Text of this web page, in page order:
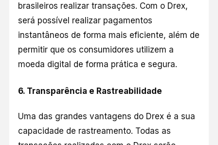
brasileiros realizar transações. Com o Drex,
será possível realizar pagamentos
instantâneos de forma mais eficiente, além de
permitir que os consumidores utilizem a
moeda digital de forma prática e segura.
6. Transparência e Rastreabilidade
Uma das grandes vantagens do Drex é a sua
capacidade de rastreamento. Todas as